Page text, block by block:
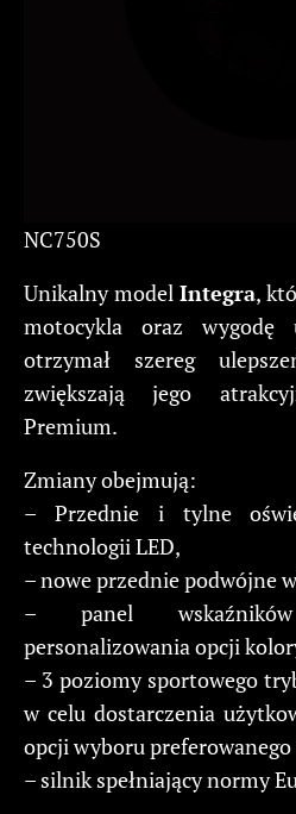
NC750S
Unikalny model Integra,
motocykla oraz wygodę
otrzymał szereg
zwiększają jego
Premium.
Zmiany obejmują:
– Przednie i tylne
technologii LED,
– nowe przednie podwójne
– panel
personalizowania opcji
– 3 poziomy sportowego
w celu dostarczenia
opcji wyboru
– silnik spełniający normy